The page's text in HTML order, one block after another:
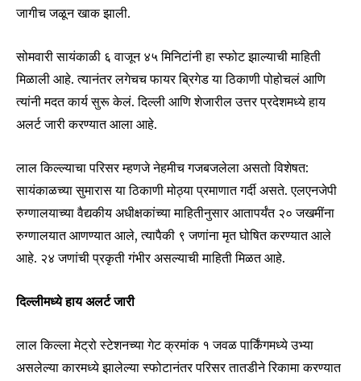
जागीच जळून खाक झाली.
सोमवारी सायंकाळी ६ वाजून ४५ मिनिटांनी हा स्फोट झाल्याची माहिती
मिळाली आहे. त्यानंतर लगेचच फायर ब्रिगेड या ठिकाणी पोहोचलं आणि
त्यांनी मदत कार्य सुरू केलं. दिल्ली आणि शेजारील उत्तर प्रदेशमध्ये हाय
अलर्ट जारी करण्यात आला आहे.
लाल किल्ल्याचा परिसर म्हणजे नेहमीच गजबजलेला असतो विशेषत:
सायंकाळच्या सुमारास या ठिकाणी मोठ्या प्रमाणात गर्दी असते. एलएनजेपी
रुग्णालयाच्या वैद्यकीय अधीक्षकांच्या माहितीनुसार आतापर्यंत २० जखमींना
रुग्णालयात आणण्यात आले, त्यापैकी ९ जणांना मृत घोषित करण्यात आले
आहे. २४ जणांची प्रकृती गंभीर असल्याची माहिती मिळत आहे.
दिल्लीमध्ये हाय अलर्ट जारी
लाल किल्ला मेट्रो स्टेशनच्या गेट क्रमांक १ जवळ पार्किंगमध्ये उभ्या
असलेल्या कारमध्ये झालेल्या स्फोटानंतर परिसर तातडीने रिकामा करण्यात